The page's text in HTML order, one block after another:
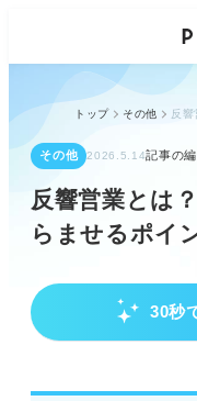
トップ その他
その他 2026.5.14記事の
反響営業とは
らませるポイ
30秒
反響営業の基本